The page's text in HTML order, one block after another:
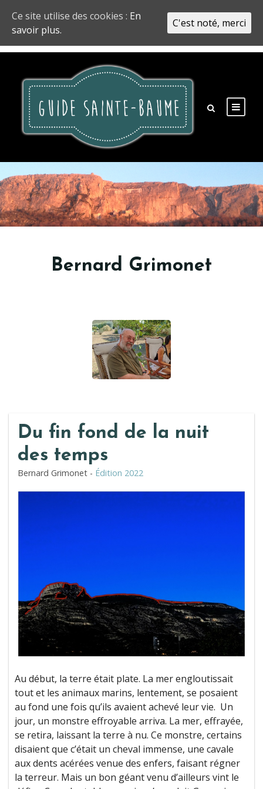
Bernard Grimonet
Du fin fond de la nuit
des temps
Bernard Grimonet - Édition 2022
Au début, la terre était plate. La mer engloutissait
tout et les animaux marins, lentement, se posaient
au fond une fois qu’ils avaient achevé leur vie. Un
jour, un monstre effroyable arriva. La mer, effrayée,
se retira, laissant la terre à nu. Ce monstre, certains
disaient que c’était un cheval immense, une cavale
aux dents acérées venue des enfers, faisant régner
la terreur. Mais un bon géant venu d’ailleurs vint le
Ce site utilise des cookies : En
savoir plus.
C'est noté, merci